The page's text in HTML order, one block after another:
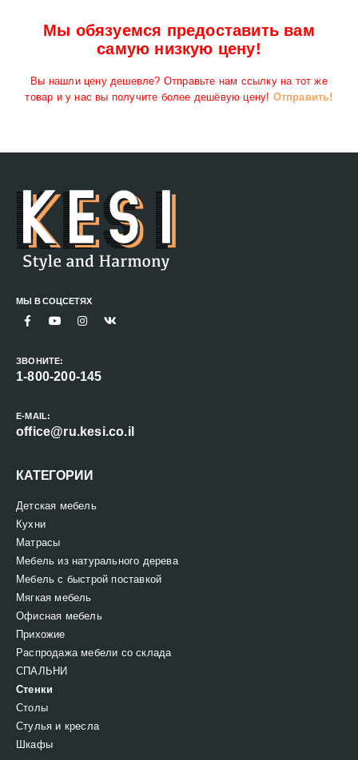
Мы обязуемся предоставить вам
самую низкую цену!
Вы нашли цену дешевле? Отправьте нам ссылку на тот же
товар и у нас вы получите более дешёвую цену! Отправить!
МЫ В СОЦСЕТЯХ
ЗВОНИТЕ:
1-800-200-145
E-MAIL:
office@ru.kesi.co.il
КАТЕГОРИИ
Детская мебель
Кухни
Матрасы
Мебель из натурального дерева
Мебель с быстрой поставкой
Мягкая мебель
Офисная мебель
Прихожие
Распродажа мебели со склада
СПАЛЬНИ
Стенки
Столы
Стулья и кресла
Шкафы